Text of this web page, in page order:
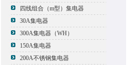
四线组合（m型）集电器
30A集电器
300A集电器（WH）
150A集电器
200A不锈钢集电器